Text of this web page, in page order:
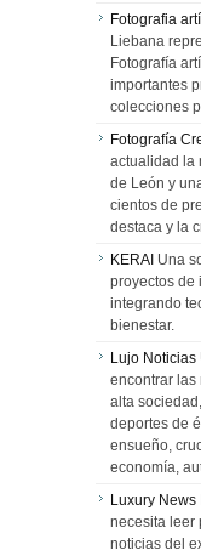
Fotografia
Liebana
Fotografía
importantes
colecciones
Fotografía
actualidad la
de León y
cientos de
destaca y la
KERAI Una
proyectos de
integrando
bienestar.
Lujo Noticias
encontrar las
alta
deportes de
ensueño,
economía,
Luxury News
necesita leer
noticias del